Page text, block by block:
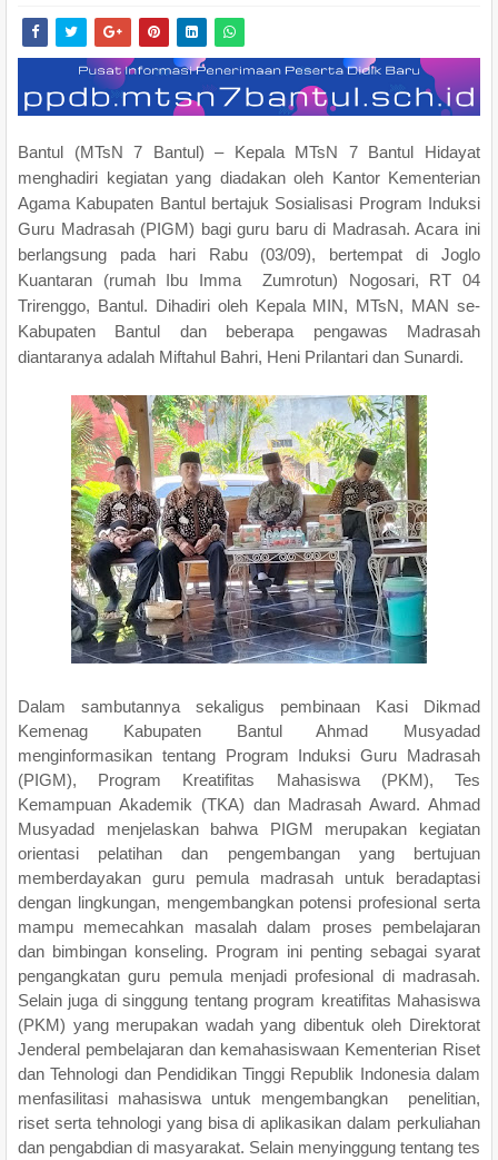
Bantul (MTsN 7 Bantul) – Kepala MTsN 7 Bantul Hidayat
menghadiri kegiatan yang diadakan oleh Kantor Kementerian
Agama Kabupaten Bantul bertajuk Sosialisasi Program Induksi
Guru Madrasah (PIGM) bagi guru baru di Madrasah. Acara ini
berlangsung pada hari Rabu (03/09), bertempat di Joglo
Kuantaran (rumah Ibu Imma Zumrotun) Nogosari, RT 04
Trirenggo, Bantul. Dihadiri oleh Kepala MIN, MTsN, MAN se-
Kabupaten Bantul dan beberapa pengawas Madrasah
diantaranya adalah Miftahul Bahri, Heni Prilantari dan Sunardi.
Dalam sambutannya sekaligus pembinaan Kasi Dikmad
Kemenag Kabupaten Bantul Ahmad Musyadad
menginformasikan tentang Program Induksi Guru Madrasah
(PIGM), Program Kreatifitas Mahasiswa (PKM), Tes
Kemampuan Akademik (TKA) dan Madrasah Award. Ahmad
Musyadad menjelaskan bahwa PIGM merupakan kegiatan
orientasi pelatihan dan pengembangan yang bertujuan
memberdayakan guru pemula madrasah untuk beradaptasi
dengan lingkungan, mengembangkan potensi profesional serta
mampu memecahkan masalah dalam proses pembelajaran
dan bimbingan konseling. Program ini penting sebagai syarat
pengangkatan guru pemula menjadi profesional di madrasah.
Selain juga di singgung tentang program kreatifitas Mahasiswa
(PKM) yang merupakan wadah yang dibentuk oleh Direktorat
Jenderal pembelajaran dan kemahasiswaan Kementerian Riset
dan Tehnologi dan Pendidikan Tinggi Republik Indonesia dalam
menfasilitasi mahasiswa untuk mengembangkan penelitian,
riset serta tehnologi yang bisa di aplikasikan dalam perkuliahan
dan pengabdian di masyarakat. Selain menyinggung tentang tes